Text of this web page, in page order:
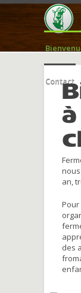
Contact
an,
des